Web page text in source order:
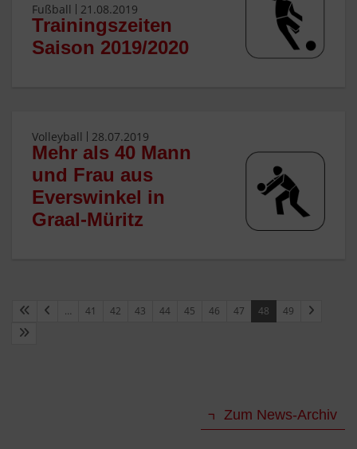
Fußball 21.08.2019
Trainingszeiten
Saison 2019/2020
Volleyball 28.07.2019
Mehr als 40 Mann
und Frau aus
Everswinkel in
Graal-Müritz
… 41 42 43 44 45 46 47 48 49
Zum News-Archiv